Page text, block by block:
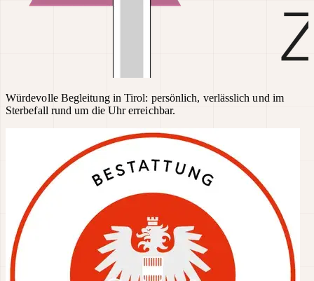
Würdevolle Begleitung in Tirol: persönlich, verlässlich und im
Sterbefall rund um die Uhr erreichbar.